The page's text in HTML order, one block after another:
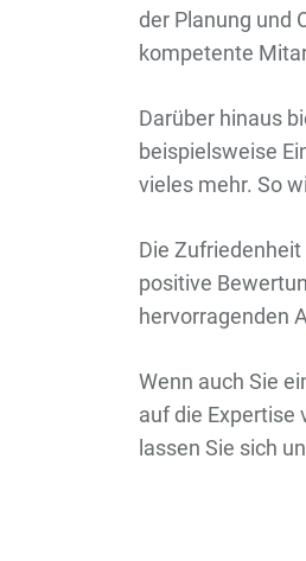
der Planung und
kompetente
Darüber hinaus
beispielsweise
vieles mehr. So
Die
positive
hervorragenden
Wenn auch Sie
auf die Expertise
lassen Sie sich